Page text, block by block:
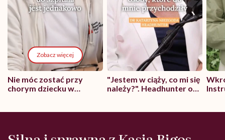
Zobacz więcej
Nie móc zostać przy
chorym dziecku w
może chyba tylko
wyobraźni"
"Jestem w ciąży, co mi się
należy?". Headhunter o
pracy